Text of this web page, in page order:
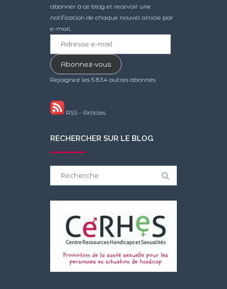
abonner à ce blog et recevoir une
notification de chaque nouvel article par
e-mail.
mailAbonnez-vous
Rejoignez les 5 834 autres abonnés
RSS - Articles
RECHERCHER SUR LE BLOG